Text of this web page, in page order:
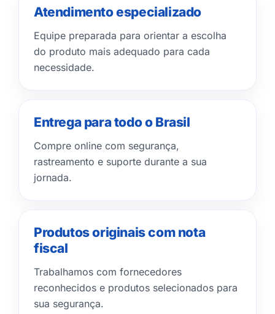
Atendimento especializado
Equipe preparada para orientar a escolha
do produto mais adequado para cada
necessidade.
Entrega para todo o Brasil
Compre online com segurança,
rastreamento e suporte durante a sua
jornada.
Produtos originais com nota
fiscal
Trabalhamos com fornecedores
reconhecidos e produtos selecionados para
sua segurança.